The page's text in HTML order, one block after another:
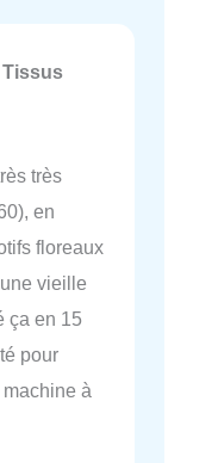
Tissus
très
en
floreaux
vieille
ça en 15
pour
à